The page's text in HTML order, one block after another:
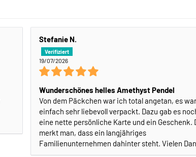
Stefanie N.
19/07/2026
Wunderschönes helles Amethyst Pendel
Von dem Päckchen war ich total angetan, es war
einfach sehr liebevoll verpackt. Dazu gab es
eine nette persönliche Karte und ein Geschenk.
merkt man, dass ein langjähriges
Familienunternehmen dahinter steht. Vielen